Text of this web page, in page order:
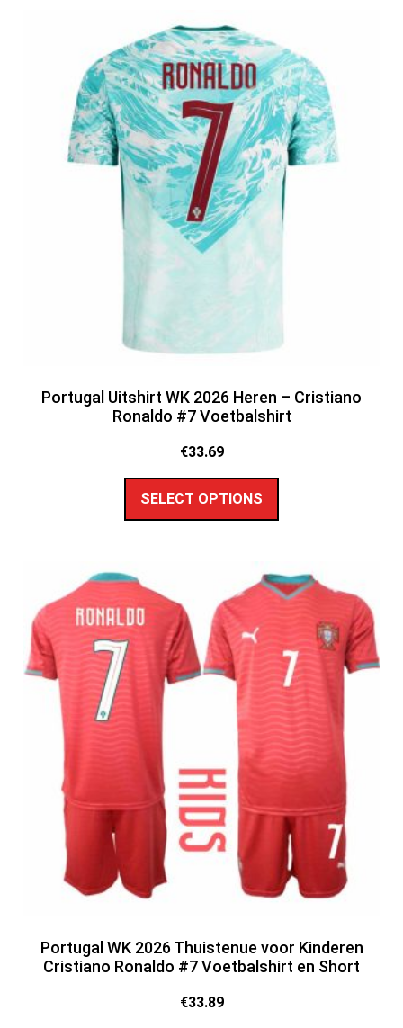
Portugal Uitshirt WK 2026 Heren – Cristiano
Ronaldo #7 Voetbalshirt
€33.69
SELECT OPTIONS
Portugal WK 2026 Thuistenue voor Kinderen
Cristiano Ronaldo #7 Voetbalshirt en Short
€33.89